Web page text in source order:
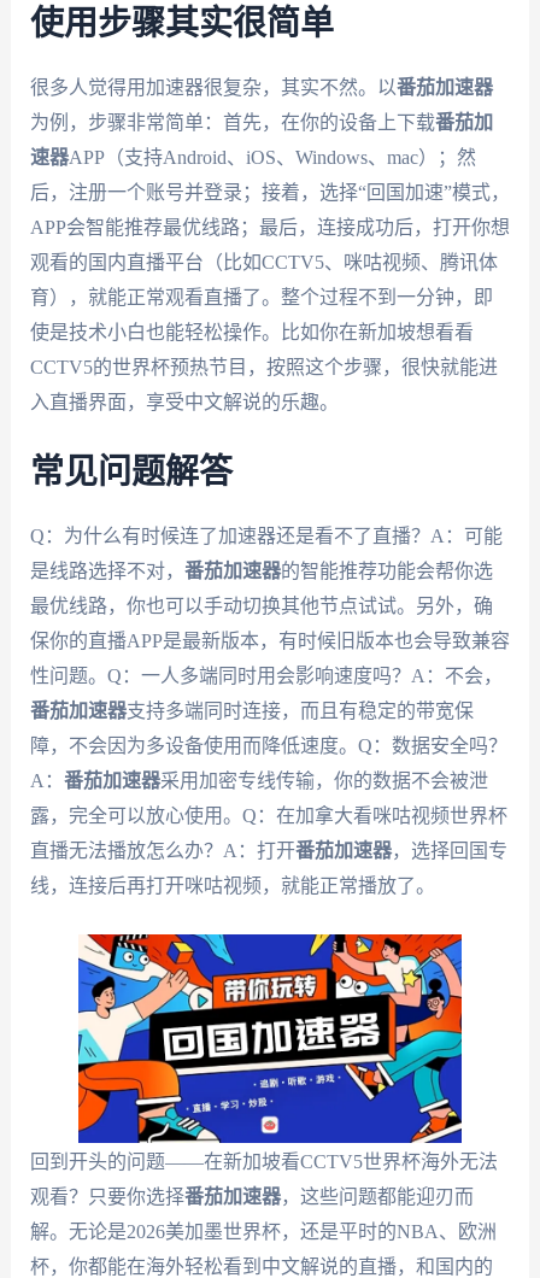
使用步骤其实很简单
很多人觉得用加速器很复杂，其实不然。以番茄加速器
为例，步骤非常简单：首先，在你的设备上下载番茄加
速器APP（支持Android、iOS、Windows、mac）；然
后，注册一个账号并登录；接着，选择“回国加速”模式，
APP会智能推荐最优线路；最后，连接成功后，打开你想
观看的国内直播平台（比如CCTV5、咪咕视频、腾讯体
育），就能正常观看直播了。整个过程不到一分钟，即
使是技术小白也能轻松操作。比如你在新加坡想看看
CCTV5的世界杯预热节目，按照这个步骤，很快就能进
入直播界面，享受中文解说的乐趣。
常见问题解答
Q：为什么有时候连了加速器还是看不了直播？A：可能
是线路选择不对， 番茄加速器的智能推荐功能会帮你选
最优线路，你也可以手动切换其他节点试试。另外，确
保你的直播APP是最新版本，有时候旧版本也会导致兼容
性问题。Q：一人多端同时用会影响速度吗？A：不会，
番茄加速器支持多端同时连接，而且有稳定的带宽保
障，不会因为多设备使用而降低速度。Q：数据安全吗？
A： 番茄加速器采用加密专线传输，你的数据不会被泄
露，完全可以放心使用。Q：在加拿大看咪咕视频世界杯
直播无法播放怎么办？A：打开番茄加速器，选择回国专
线，连接后再打开咪咕视频，就能正常播放了。
回到开头的问题——在新加坡看CCTV5世界杯海外无法
观看？只要你选择番茄加速器，这些问题都能迎刃而
解。无论是2026美加墨世界杯，还是平时的NBA、欧洲
杯，你都能在海外轻松看到中文解说的直播，和国内的